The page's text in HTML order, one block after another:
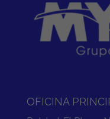
OFICINA